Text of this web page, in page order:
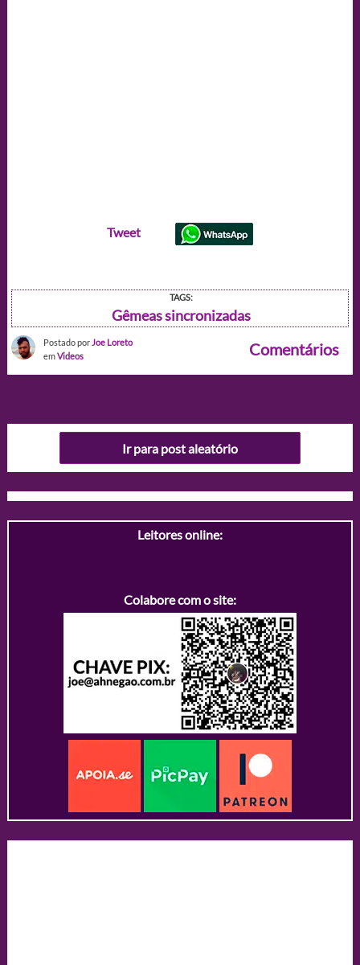
Tweet
TAGS:
Gêmeas sincronizadas
Postado por Joe Loreto
emVideos Comentários
Ir para post aleatório
Leitores online:
Colabore com o site: